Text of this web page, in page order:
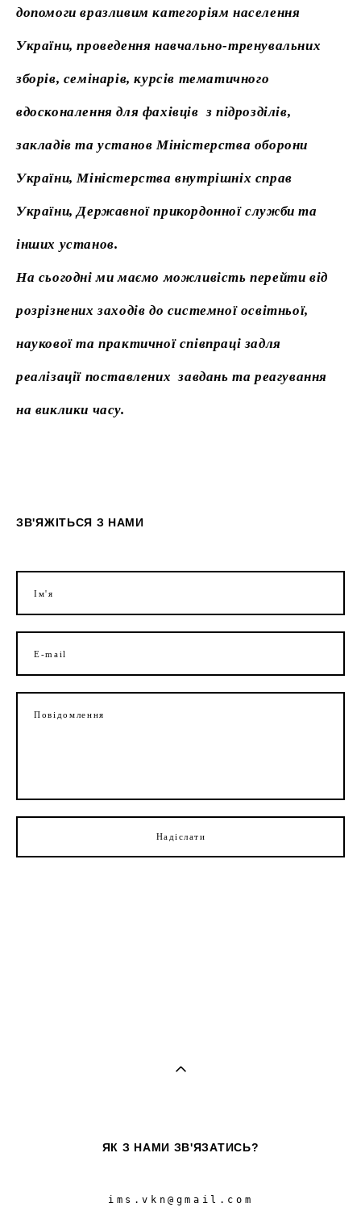
допомоги вразливим категоріям населення
України, проведення навчально-тренувальних
зборів, семінарів, курсів тематичного
вдосконалення для фахівців з підрозділів,
закладів та установ Міністерства оборони
України, Міністерства внутрішніх справ
України, Державної прикордонної служби та
інших установ.
На сьогодні ми маємо можливість перейти від
розрізнених заходів до системної освітньої,
наукової та практичної співпраці задля
реалізації поставлених завдань та реагування
на виклики часу.
ЗВ'ЯЖІТЬСЯ З НАМИ
Ім'я
E-mail
Повідомлення
Надіслати
ЯК З НАМИ ЗВ'ЯЗАТИСЬ?
ims.vkn@gmail.com